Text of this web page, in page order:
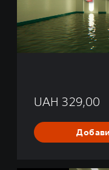
UAH 329,00